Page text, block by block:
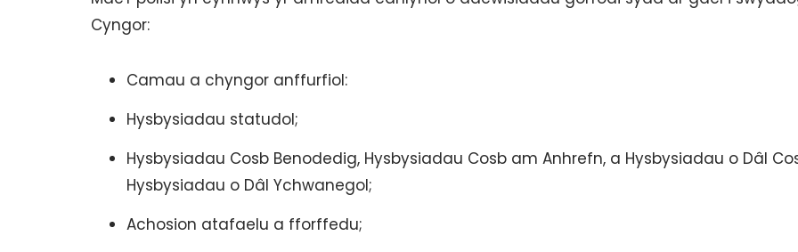
Cyngor:
Camau a chyngor anffurfiol:
Hysbysiadau statudol;
Hysbysiadau Cosb Benodedig, Hysbysiadau Cosb am Anhrefn, a Hysbysiadau o Dâl
Hysbysiadau o Dâl Ychwanegol;
Achosion atafaelu a fforffedu;